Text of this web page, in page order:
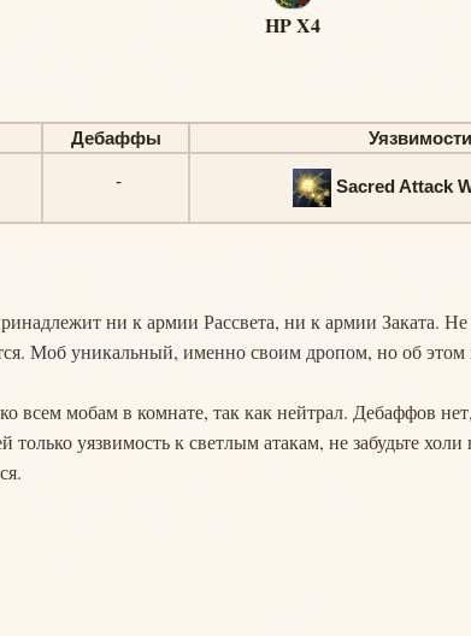
HP X4
Дебаффы Уязвимости
- Sacred Attack
ни к армии Рассвета, ни к армии Заката.
Моб уникальный, именно своим дропом, но об
всем мобам в комнате, так как нейтрал. Дебаффов
только уязвимость к светлым атакам, не забудьте